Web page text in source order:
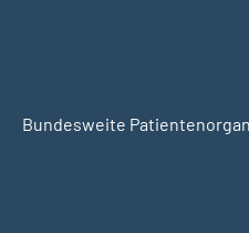
Bundesweite